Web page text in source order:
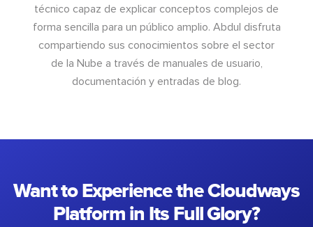
técnico capaz de explicar conceptos complejos de
forma sencilla para un público amplio. Abdul disfruta
compartiendo sus conocimientos sobre el sector
de la Nube a través de manuales de usuario,
documentación y entradas de blog.
Want to Experience the Cloudways
Platform in Its Full Glory?